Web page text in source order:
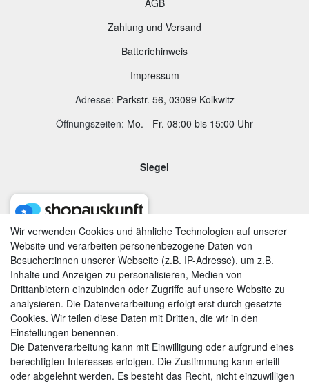
AGB
Zahlung und Versand
Batteriehinweis
Impressum
Adresse: Parkstr. 56, 03099 Kolkwitz
Öffnungszeiten: Mo. - Fr. 08:00 bis 15:00 Uhr
Siegel
AGB|Widerrufsrecht|Datenschutzerklärung|Impressum
Wir verwenden Cookies und ähnliche Technologien auf unserer
Website und verarbeiten personenbezogene Daten von
Besucher:innen unserer Webseite (z.B. IP-Adresse), um z.B.
Inhalte und Anzeigen zu personalisieren, Medien von
Drittanbietern einzubinden oder Zugriffe auf unsere Website zu
analysieren. Die Datenverarbeitung erfolgt erst durch gesetzte
Cookies. Wir teilen diese Daten mit Dritten, die wir in den
Einstellungen benennen.
Die Datenverarbeitung kann mit Einwilligung oder aufgrund eines
berechtigten Interesses erfolgen. Die Zustimmung kann erteilt
oder abgelehnt werden. Es besteht das Recht, nicht einzuwilligen